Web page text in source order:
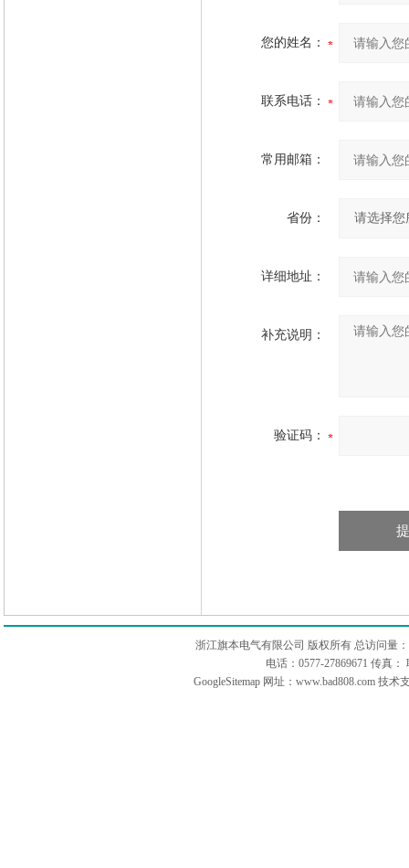
您的姓名：
联系电话：
常用邮箱：
省份：
详细地址：
补充说明：
验证码：
浙江旗本电气有限公司 版权所有 总访问量：
电话：0577-27869671 传真
GoogleSitemap 网址：www.bad808.com 技